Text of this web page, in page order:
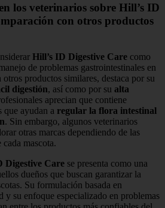
los veterinarios sobre Hill’s ID
con otros productos
Hill’s ID Digestive Care como
de problemas gastrointestinales en
productos similares, destaca por su
digestión, así como por su alta
aprecian que contiene
que ayudan a regular la flora intestinal
. Sin embargo, algunos veterinarios
otras marcas dependiendo de las
cada mascota.
Digestive Care se presenta como una
dueños que buscan garantizar la
Su formulación basada en
y su enfoque especializado en problemas